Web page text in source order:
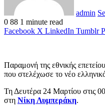
admin
0 88 1 minute read
Facebook X LinkedIn Tumblr
Παραμονή της εθνικής
που στελέχωσε το νέο
Τη Δευτέρα 24 Μαρτίου στις
στη Νίκη Λυμπεράκη.